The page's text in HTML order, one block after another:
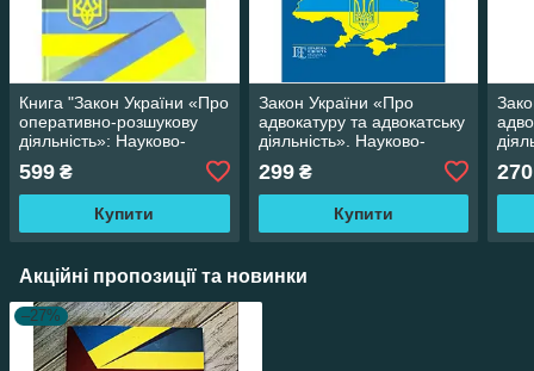
Книга "Закон України «Про
оперативно-розшукову
діяльність»: Науково-
Мацюк В. Я.
599 ₴
Купити
Закон України «Про
адвокатуру та адвокатську
діяльність». Науково-
практичний коментар (2-ге
вид.)
299₴
Купити
270
Акційні пропозиції та новинки
–27%